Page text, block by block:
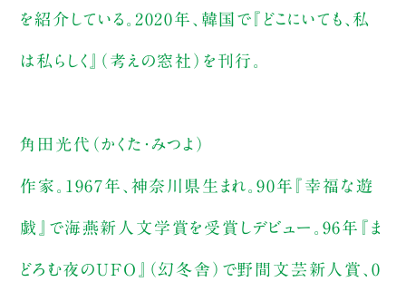
を紹介している。2020年、韓国で『どこにいても、私
は私らしく』（考えの窓社）を刊行。
角田光代（かくた・みつよ）
作家。1967年、神奈川県生まれ。90年『幸福な遊
戯』で海燕新人文学賞を受賞しデビュー。96年『ま
どろむ夜のＵＦＯ』（幻冬舎）で野間文芸新人賞、0